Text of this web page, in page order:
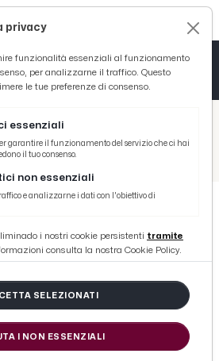
/ Picenotime
Eventi e Cultura
Festa della Mamma al centro “Primavera”
del Tronto: Festa
al centro
privacy
funzionalità essenziali al funzionamento
per analizzarne il traffico. Questo
le tue preferenze di consenso.
essenziali
garantire il funzionamento del servizio che ci hai
il tuo consenso.
non essenziali
e analizzarne i dati con l'obiettivo di
i nostri cookie persistenti tramite
consulta la nostra Cookie Policy.
SELEZIONATI
I NON ESSENZIALI